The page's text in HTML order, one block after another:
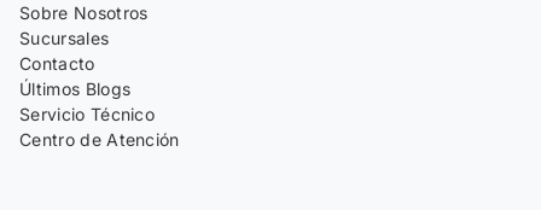
Sobre Nosotros
Sucursales
Contacto
Últimos Blogs
Servicio Técnico
Centro de Atención